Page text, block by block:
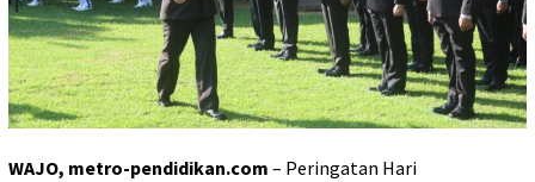
WAJO, metro-pendidikan.com – Peringatan Hari